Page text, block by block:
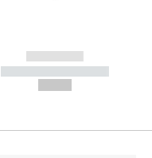
------------
----------- -----------